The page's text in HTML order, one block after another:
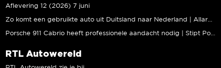
Aflevering 12 (2026) 7 juni
RTL Autowereld